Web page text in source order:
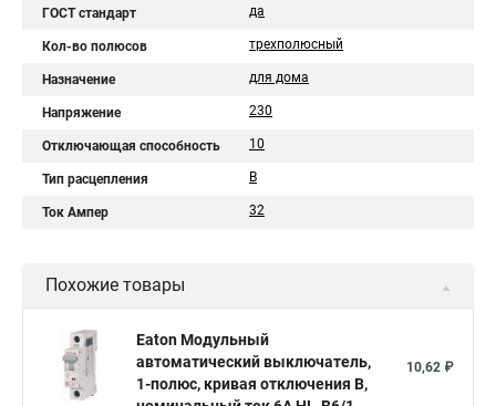
ГОСТ стандарт да
Кол-во полюсов трехполюсный
Назначение для дома
Напряжение 230
Отключающая способность 10
Тип расцепления B
Ток Ампер 32
Похожие товары
Eaton Модульный
автоматический выключатель,
1-полюс, кривая отключения B,
10,62 ₽